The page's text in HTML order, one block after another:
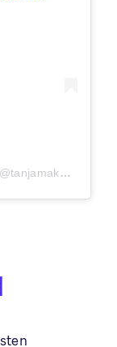
Ein Beitrag geteilt von Tanja Makarić (@tanjamakaric_)